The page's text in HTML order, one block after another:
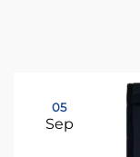
05
Sep